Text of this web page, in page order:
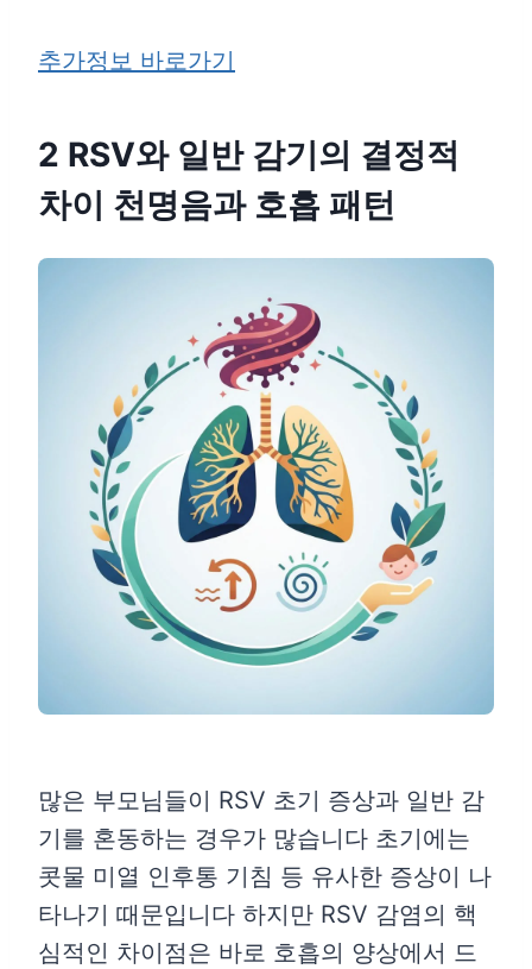
추가정보 바로가기
2 RSV와 일반 감기의 결정적
차이 천명음과 호흡 패턴
많은 부모님들이 RSV 초기 증상과 일반 감
기를 혼동하는 경우가 많습니다 초기에는
콧물 미열 인후통 기침 등 유사한 증상이 나
타나기 때문입니다 하지만 RSV 감염의 핵
심적인 차이점은 바로 호흡의 양상에서 드